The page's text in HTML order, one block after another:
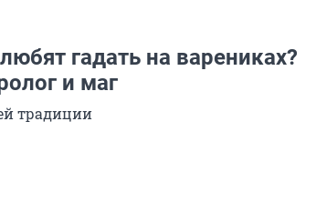
гадать на варениках?
и маг
традиции